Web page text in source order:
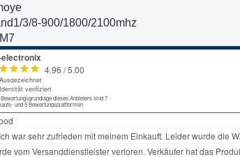
3/8-900/1800/2100mhz